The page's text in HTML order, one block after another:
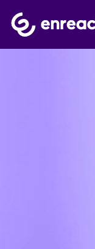
Home